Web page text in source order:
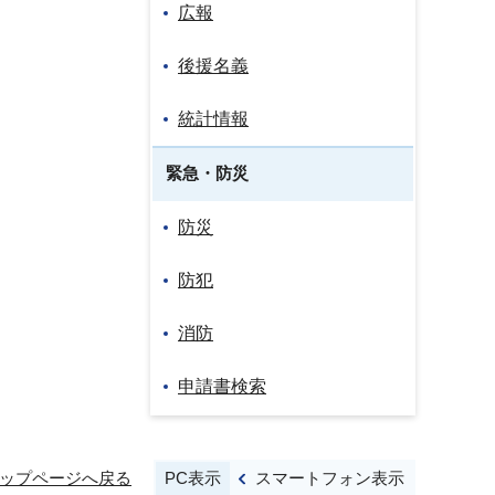
広報
後援名義
統計情報
緊急・防災
防災
防犯
消防
申請書検索
ップページへ戻る PC表示 スマートフォン表示